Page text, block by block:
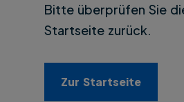
Bitte überprüfen Sie
Startseite zurück.
Zur Startseite